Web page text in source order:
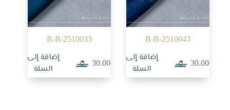
B-B-2510043
30.000
إضافة إلى
السلة
B-B-2510033
30.000
إضافة إلى
السلة